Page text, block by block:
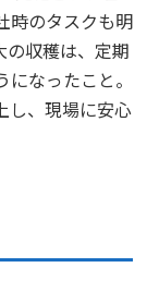
時のタスクも明
の収穫は、定期
なったこと。
し、現場に安心